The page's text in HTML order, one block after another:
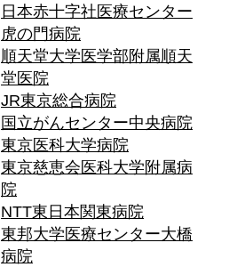
日本赤十字社医療センター
虎の門病院
順天堂大学医学部附属順天
堂医院
JR東京総合病院
国立がんセンター中央病院
東京医科大学病院
東京慈恵会医科大学附属病
院
NTT東日本関東病院
東邦大学医療センター大橋
病院